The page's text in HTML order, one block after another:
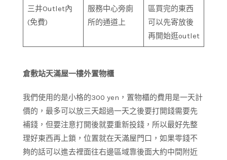
三井Outlet內
(免費)
服務中心旁廁
所的通道上
區買完的東西
可以先寄放後
再開始逛outlet
倉敷站天滿屋一樓外置物櫃
我們使用的是小格的300 yen，置物櫃的費用是一天計
價的，最多可以放三天超過一天之後要打開錢需要先
補錢，但要注意打開後就要重新投錢，所以最好先整
理好東西再上鎖，位置就在天滿屋門口，如果零錢不
夠的話可以進去裡面往右邊區域靠後面大約中間附近